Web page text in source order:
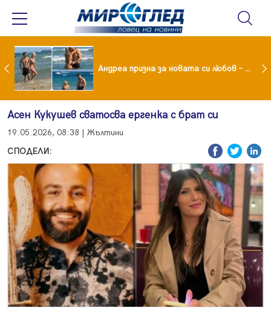
Драма вместо щастие: Звезда от "Татковци" е в болница с високорискова бременност Андреа призна за новата си любов – руснакът Игор
Асен Кукушев сватосва ергенка с брат си
19.05.2026, 08:38 | Жълтини
СПОДЕЛИ: